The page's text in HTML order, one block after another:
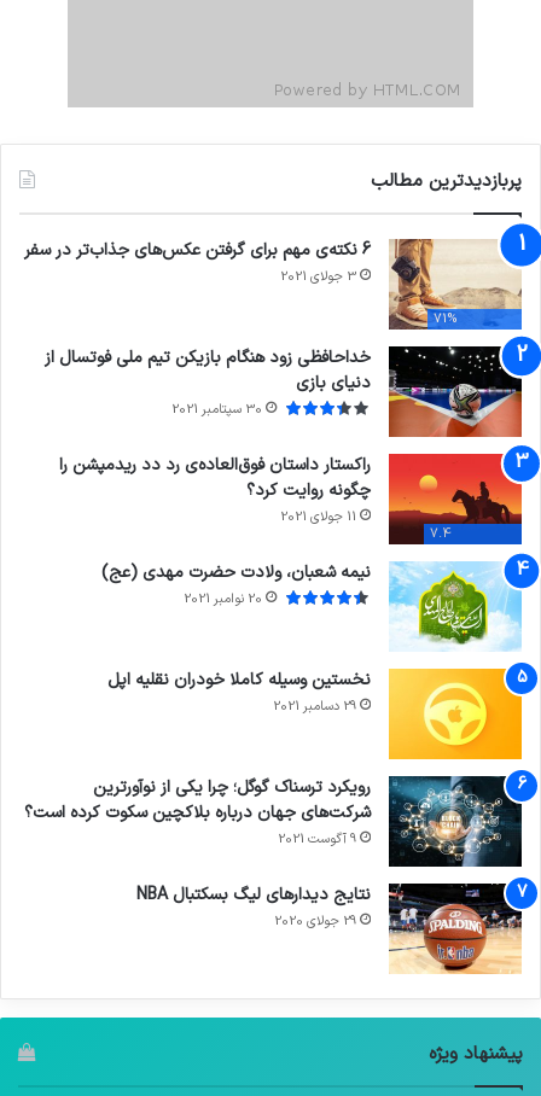
پربازدیدترین مطالب
71%
6 نکته‌ی مهم برای گرفتن عکس‌های جذاب‌تر در سفر
3 جولای 2021
خداحافظی زود هنگام بازیکن تیم ملی فوتسال از
دنیای بازی
30 سپتامبر 2021
7.4
راکستار داستان فوق‌العاده‌ی رد دد ریدمپشن را
چگونه روایت کرد؟
11 جولای 2021
نیمه شعبان، ولادت حضرت مهدی (عج)
20 نوامبر 2021
نخستین وسیله کاملا خودران نقلیه اپل
29 دسامبر 2021
رویکرد ترسناک گوگل؛ چرا یکی از نوآورترین
شرکت‌های جهان درباره بلاکچین سکوت کرده است؟
9 آگوست 2021
نتایج دیدار‌های لیگ بسکتبال NBA
29 جولای 2020
پیشنهاد ویژه